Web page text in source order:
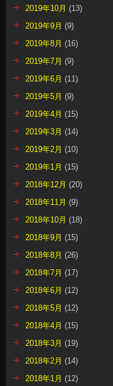
2019年10月 (13)
2019年9月 (9)
2019年8月 (16)
2019年7月 (9)
2019年6月 (11)
2019年5月 (9)
2019年4月 (15)
2019年3月 (14)
2019年2月 (10)
2019年1月 (15)
2018年12月 (20)
2018年11月 (9)
2018年10月 (18)
2018年9月 (15)
2018年8月 (26)
2018年7月 (17)
2018年6月 (12)
2018年5月 (12)
2018年4月 (15)
2018年3月 (19)
2018年2月 (14)
2018年1月 (12)